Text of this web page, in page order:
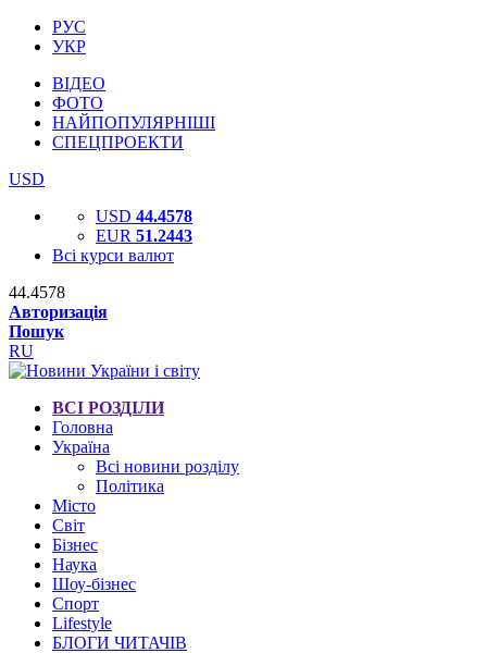
РУС
УКР
ВІДЕО
ФОТО
НАЙПОПУЛЯРНІШІ
СПЕЦПРОЕКТИ
USD
USD 44.4578
EUR 51.2443
Всі курси валют
44.4578
Авторизація
Пошук
RU
ВСІ РОЗДІЛИ
Головна
Україна
Всі новини розділу
Політика
Місто
Світ
Бізнес
Наука
Шоу-бізнес
Спорт
Lifestyle
БЛОГИ ЧИТАЧІВ